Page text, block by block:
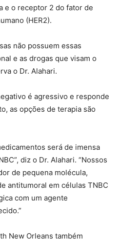
e o receptor 2 do fator de
(HER2).
não possuem essas
e as drogas que visam o
o Dr. Alahari.
é agressivo e responde
as opções de terapia são
será de imensa
diz o Dr. Alahari. “Nossos
de pequena molécula,
antitumoral em células TNBC
com um agente
New Orleans também